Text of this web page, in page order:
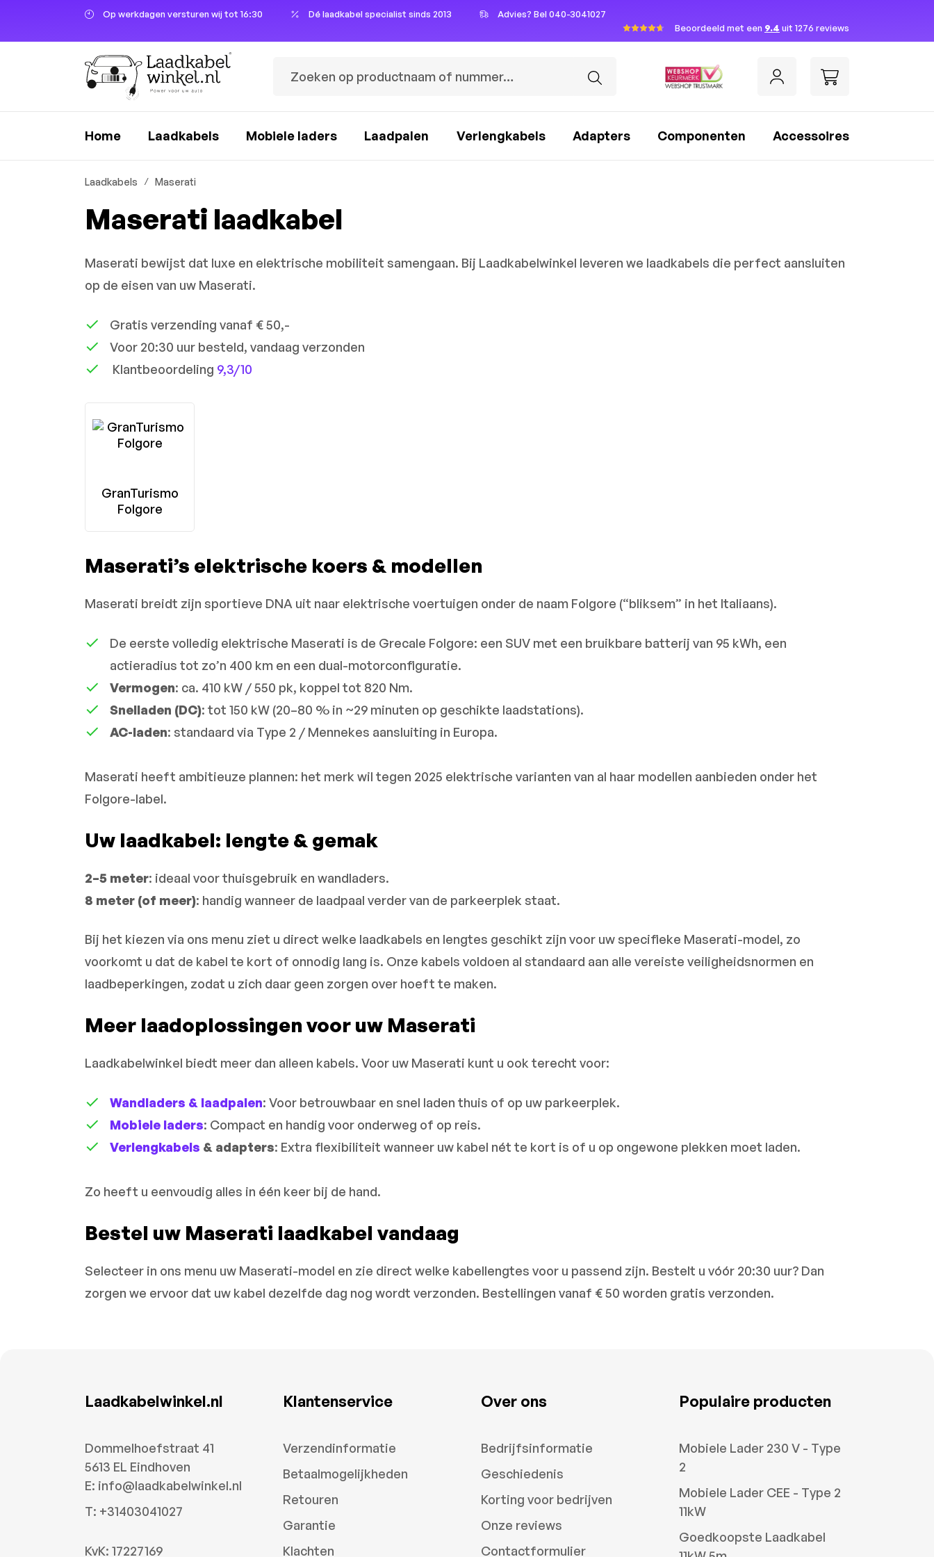
Op werkdagen versturen wij tot 16:30 Dé laadkabel specialist sinds 2013
Advies? Bel 040-3041027
Beoordeeld met een 9.4 uit 1276 reviews
Home Laadkabels Mobiele laders Laadpalen Verlengkabels Adapters Componenten Accessoires
Laadkabels Maserati
Maserati laadkabel
Maserati bewijst dat luxe en elektrische mobiliteit samengaan. Bij Laadkabelwinkel leveren we laadkabels die perfect aansluiten
op de eisen van uw Maserati.
Gratis verzending vanaf € 50,-
Voor 20:30 uur besteld, vandaag verzonden
Klantbeoordeling 9,3/10
GranTurismo
Folgore
Maserati’s elektrische koers & modellen
Maserati breidt zijn sportieve DNA uit naar elektrische voertuigen onder de naam Folgore (“bliksem” in het Italiaans).
De eerste volledig elektrische Maserati is de Grecale Folgore: een SUV met een bruikbare batterij van 95 kWh, een
actieradius tot zo’n 400 km en een dual-motorconfiguratie.
Vermogen: ca. 410 kW / 550 pk, koppel tot 820 Nm.
Snelladen (DC): tot 150 kW (20–80 % in ~29 minuten op geschikte laadstations).
AC-laden: standaard via Type 2 / Mennekes aansluiting in Europa.
Maserati heeft ambitieuze plannen: het merk wil tegen 2025 elektrische varianten van al haar modellen aanbieden onder het
Folgore-label.
Uw laadkabel: lengte & gemak
2–5 meter: ideaal voor thuisgebruik en wandladers.
8 meter (of meer): handig wanneer de laadpaal verder van de parkeerplek staat.
Bij het kiezen via ons menu ziet u direct welke laadkabels en lengtes geschikt zijn voor uw specifieke Maserati-model, zo
voorkomt u dat de kabel te kort of onnodig lang is. Onze kabels voldoen al standaard aan alle vereiste veiligheidsnormen en
laadbeperkingen, zodat u zich daar geen zorgen over hoeft te maken.
Meer laadoplossingen voor uw Maserati
Laadkabelwinkel biedt meer dan alleen kabels. Voor uw Maserati kunt u ook terecht voor:
Wandladers & laadpalen: Voor betrouwbaar en snel laden thuis of op uw parkeerplek.
Mobiele laders: Compact en handig voor onderweg of op reis.
Verlengkabels & adapters: Extra flexibiliteit wanneer uw kabel nét te kort is of u op ongewone plekken moet laden.
Zo heeft u eenvoudig alles in één keer bij de hand.
Bestel uw Maserati laadkabel vandaag
Selecteer in ons menu uw Maserati-model en zie direct welke kabellengtes voor u passend zijn. Bestelt u vóór 20:30 uur? Dan
zorgen we ervoor dat uw kabel dezelfde dag nog wordt verzonden. Bestellingen vanaf € 50 worden gratis verzonden.
Laadkabelwinkel.nl
Dommelhoefstraat 41
5613 EL Eindhoven
E: info@laadkabelwinkel.nl
T: +31403041027
KvK: 17227169
Klantenservice
Verzendinformatie
Betaalmogelijkheden
Retouren
Garantie
Klachten
Over ons
Bedrijfsinformatie
Geschiedenis
Korting voor bedrijven
Onze reviews
Contactformulier
Populaire producten
Mobiele Lader 230 V - Type
2
Mobiele Lader CEE - Type 2
11kW
Goedkoopste Laadkabel